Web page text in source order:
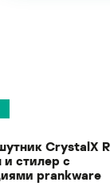
CrystalX
стилер с
prankware